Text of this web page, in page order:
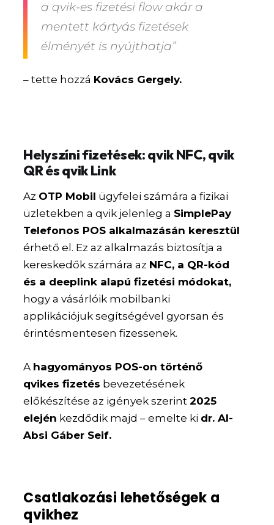
a qvik-es fizetési flow akár a
mentett kártyás fizetések
élményét is nyújthatja”
– tette hozzá Kovács Gergely.
Helyszíni fizetések: qvik NFC, qvik
QR és qvik Link
Az OTP Mobil ügyfelei számára a fizikai
üzletekben a qvik jelenleg a SimplePay
Telefonos POS alkalmazásán keresztül
érhető el. Ez az alkalmazás biztosítja a
kereskedők számára az NFC, a QR-kód
és a deeplink alapú fizetési módokat,
hogy a vásárlóik mobilbanki
applikációjuk segítségével gyorsan és
érintésmentesen fizessenek.
A hagyományos POS-on történő
qvikes fizetés bevezetésének
előkészítése az igények szerint2025
elején kezdődik majd – emelte ki dr. Al-
Absi Gáber Seif.
Csatlakozási lehetőségek a
qvikhez